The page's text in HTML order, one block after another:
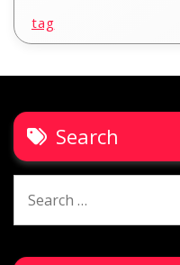
tag
Search
for: